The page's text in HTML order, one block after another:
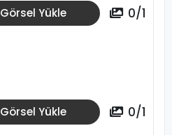
Görsel Yükle 0/1
Görsel Yükle 0/1